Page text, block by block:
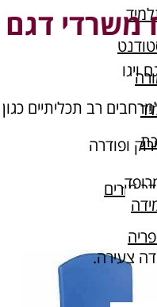
מורים
משרדי דגם
ויגו
רב תכליתיים
ופודרה
צעירה.